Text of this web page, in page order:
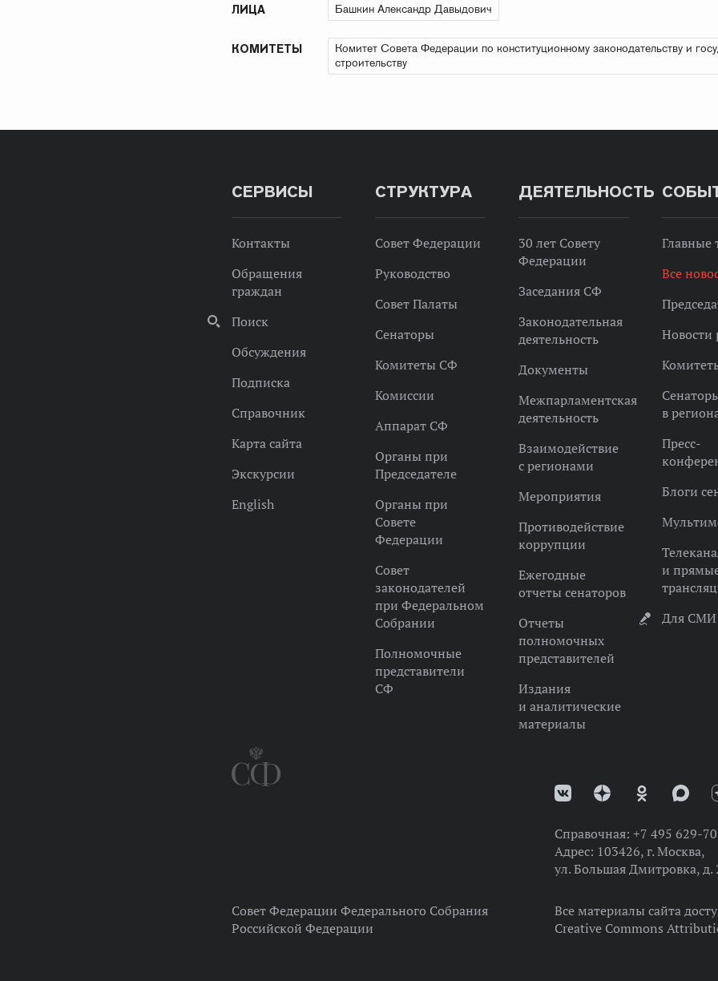
ЛИЦА Башкин Александр Давыдович
КОМИТЕТЫ
Комитет Совета Федерации по конституционному законодательству и
строительству
СЕРВИСЫ
Контакты
Обращения
граждан
Поиск
Обсуждения
Подписка
Справочник
Карта сайта
Экскурсии
English
СТРУКТУРА
Совет Федерации
Руководство
Совет Палаты
Сенаторы
Комитеты СФ
Комиссии
Аппарат СФ
Органы при
Председателе
Органы при
Совете
Федерации
Совет
законодателей
при Федеральном
Собрании
Полномочные
представители
СФ
ДЕЯТЕЛЬНОСТЬ
30 лет Совету
Федерации
Заседания СФ
Законодательная
деятельность
Документы
Межпарламентская
деятельность
Взаимодействие
с регионами
Мероприятия
Противодействие
коррупции
Ежегодные
отчеты сенаторов
Отчеты
полномочных
представителей
Издания
и аналитические
материалы
Главные
Все
Новости
в
Пресс-
Блоги
и
Для СМИ
Справочная: +7 495 629-
Адрес: 103426, г. Москва,
ул. Большая Дмитровка, д.
Совет Федерации Федерального Собрания
Российской Федерации
Все материалы сайта
Creative Commons